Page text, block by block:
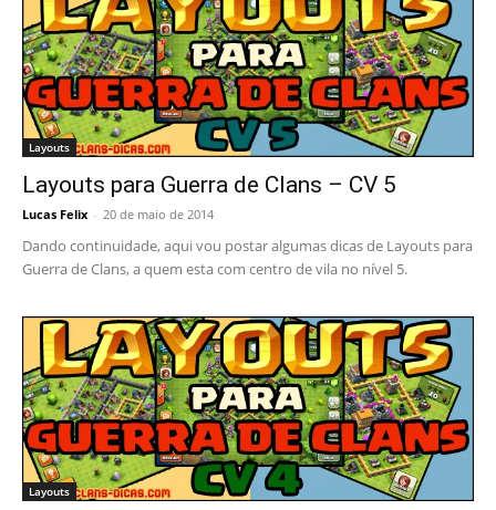
Layouts
Layouts para Guerra de Clans – CV 5
Lucas Felix - 20 de maio de 2014
Dando continuidade, aqui vou postar algumas dicas de Layouts para
Guerra de Clans, a quem esta com centro de vila no nível 5.
Layouts